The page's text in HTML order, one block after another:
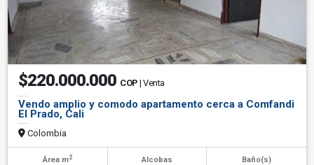
$220.000.000 COP | Venta
Vendo amplio y comodo apartamento cerca a Comfandi
El Prado, Cali
Colombia
Área m2 Alcobas Baño(s)